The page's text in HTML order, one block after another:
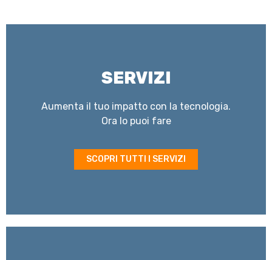
SERVIZI
Aumenta il tuo impatto con la tecnologia.
Ora lo puoi fare
SCOPRI TUTTI I SERVIZI